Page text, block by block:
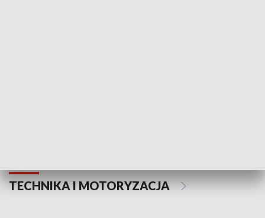
TECHNIKA I MOTORYZACJA